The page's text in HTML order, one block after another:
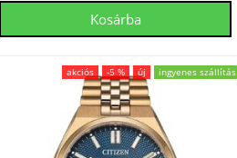
akciós -5 % új ingyenes szállítás